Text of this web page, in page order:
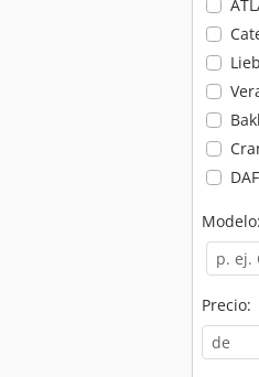
DAF
Modelo:
Precio: